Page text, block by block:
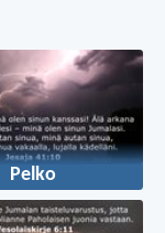
Pelko